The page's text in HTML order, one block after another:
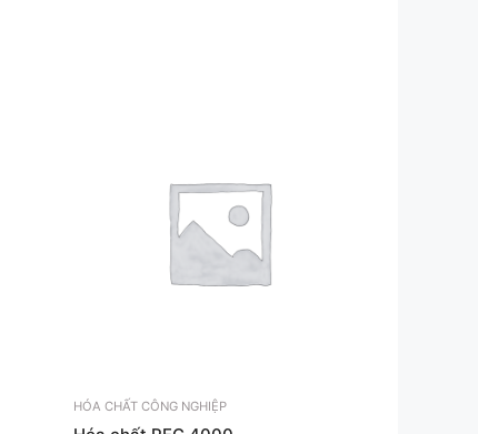
HÓA CHẤT CÔNG NGHIỆP